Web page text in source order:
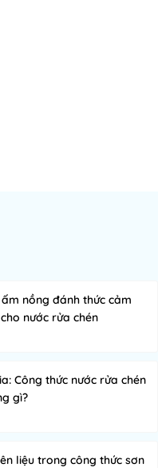
nồng đánh thức cảm
nước rửa chén
Công thức nước rửa chén
gì?
liệu trong công thức sơn